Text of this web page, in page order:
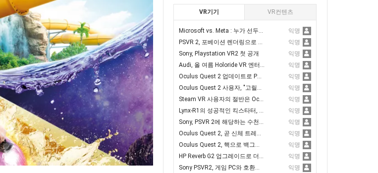
VR로잉머신체험
VR스포츠-로잉머신 시뮬레이터로 VR노젓기 체험을(스코어계산)
VR승마체험
3가지 타입별 VR승마체험가능(안전한 VR스포츠 승마체험가능)
Vermillion
Startenders
Sword Reverie
Anshar Wars 2: Hyperdrive
VR기기 VR컨텐츠
Microsoft vs. Meta : 누가 선두가 될 것인가?
익명
PSVR 2, 포베이션 렌더링으로 퍼포먼스 3.6배 향상
익명
Sony, Playstation VR2 첫 공개
익명
Audi, 올 여름 Holoride VR 엔터테인먼트 추가
익명
Oculus Quest 2 업데이트로 PC 에어링크 품질 향상
익명
Oculus Quest 2 사용자, "고릴라 팔 증후군" 주의
익명
Steam VR 사용자의 절반은 Oculus Quest2를 가지고 있다고 밝혀져
익명
Lynx-R1의 성공적인 킥스타터, 80만 달러 모금 달성
익명
Sony, PSVR 2에 해당하는 수천 개의 개발 키트 출하
익명
Oculus Quest 2, 곧 신체 트레킹 지원 추가
익명
Oculus Quest 2, 핵으로 백그라운드 Discords와 Spotify 앱 구동 가능
익명
HP Reverb G2 업그레이드로 더 나은 트래킹과 새로운 얼굴 개스킷 추가
익명
Sony PSVR2, 게임 PC와 호환되도록 하는 것이 유리
익명